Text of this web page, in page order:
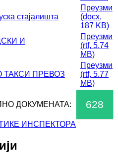
стајалишта
Преузми
(docx,
187 KB)
И
Преузми
(rtf, 5.74
MB)
ТАКСИ ПРЕВОЗ
Преузми
(rtf, 5.77
MB)
ДОКУМЕНАТА: 628
ИНСПЕКТОРА